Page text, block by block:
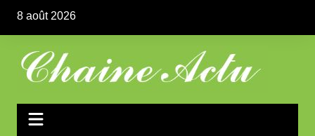
contenu
8 août 2026